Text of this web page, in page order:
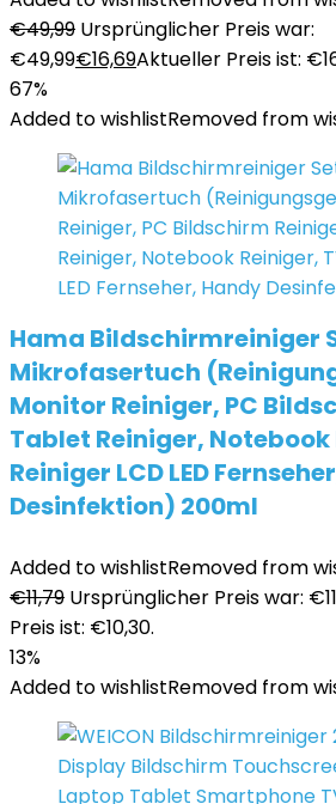
€49,99 Ursprünglicher Preis war:
€49,99€16,69Aktueller Preis ist:
67%
Added to wishlistRemoved from
Hama Bildschirmreiniger
Mikrofasertuch
Monitor Reiniger, PC
Tablet Reiniger, Notebook
Reiniger LCD LED
Desinfektion) 200ml
Added to wishlistRemoved from
€11,79 Ursprünglicher Preis war:
Preis ist: €10,30.
13%
Added to wishlistRemoved from